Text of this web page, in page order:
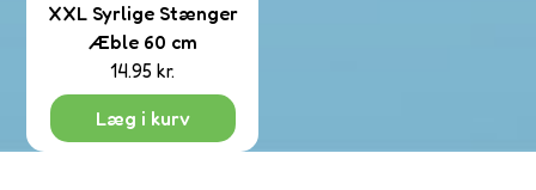
XXL Syrlige Stænger
Æble 60 cm
14.95 kr.
Læg i kurv